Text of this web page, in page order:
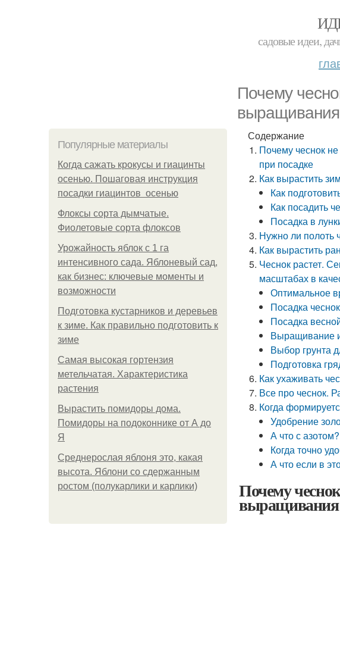
садовые идеи,
Почему
Популярные материалы
Когда сажать крокусы и гиацинты
осенью. Пошаговая инструкция
посадки гиацинтов осенью
Флоксы сорта дымчатые.
Фиолетовые сорта флоксов
Урожайность яблок с 1 га
интенсивного сада. Яблоневый сад,
как бизнес: ключевые моменты и
возможности
Подготовка кустарников и деревьев
к зиме. Как правильно подготовить к
зиме
Самая высокая гортензия
метельчатая. Характеристика
растения
Вырастить помидоры дома.
Помидоры на подоконнике от А до
Я
Среднерослая яблоня это, какая
высота. Яблони со сдержанным
ростом (полукарлики и карлики)
Содержание
Почему чеснок
при посадке
Как вырастить
Как
Как посадить
Посадка в
Нужно ли полоть
Как вырастить
Чеснок растет.
масштабах в
Оптимальное
Посадка
Посадка
Выращивание
Выбор грунта
Подготовка
Как ухаживать
Все про чеснок.
Когда
Удобрение
А что с азотом?
Когда точно
А что если в
Почему
выращивания